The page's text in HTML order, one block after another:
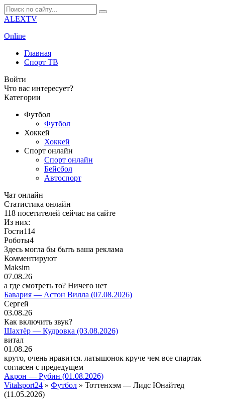
ALEXTV
Online
Главная
Спорт ТВ
Войти
Что вас интересует?
Категории
Футбол
Футбол
Хоккей
Хоккей
Спорт онлайн
Спорт онлайн
Бейсбол
Автоспорт
Чат онлайн
Cтатистика онлайн
118 посетителей сейчас на сайте
Из них:
Гости114
Роботы4
Здесь могла бы быть ваша реклама
Комментируют
Maksim
07.08.26
а где смотреть то? Ничего нет
Бавария — Астон Вилла (07.08.2026)
Сергей
03.08.26
Как включить звук?
Шахтёр — Кудровка (03.08.2026)
витал
01.08.26
круто, очень нравится. латышонок круче чем все спартак
согласен с предедущем
Акрон — Рубин (01.08.2026)
Vitalsport24 » Футбол » Тоттенхэм — Лидс Юнайтед
(11.05.2026)